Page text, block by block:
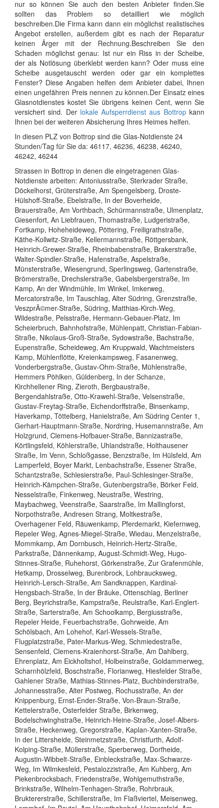
nur so können Sie auch den besten Anbieter finden.Sie
sollten das Problem so detailliert wie möglich
beschreiben.Die Firma kann dann ein möglichst realistisches
Angebot erstellen, außerdem gibt es nach der Reparatur
keinen Ärger mit der Rechnung.Beschreiben Sie den
Schaden möglichst genau: Ist nur ein Riss in der Scheibe,
der als Notlösung überklebt werden kann? Oder muss eine
Scheibe ausgetauscht werden oder gar ein komplettes
Fenster? Diese Angaben helfen dem Anbieter dabei, Ihnen
einen ungefähren Preis nennen zu können.Der Einsatz eines
Glasnotdienstes kostet Sie übrigens keinen Cent, wenn Sie
versichert sind. Der lokale Aufsperrdienst aus Bottropkann
Ihnen bei der weiteren Absicherung Ihres Heimes helfen.
In diesen PLZ von Bottrop sind die Glas-Notdienste 24
Stunden/Tag für Sie da: 46117, 46236, 46238, 46240,
46242, 46244
Strassen in Bottrop in denen die eingetragenen Glas-
Notdienste arbeiten: Antoniusstraße, Sterkrader Straße,
Döckelhorst, Grüterstraße, Am Spengelsberg, Droste-
Hülshoff-Straße, Ebelstraße, In der Boverheide,
Brauerstraße, Am Vorthbach, Schürmannstraße, Ulmenplatz,
Giesenfort, An Liebfrauen, Thomastraße, Ludgeristraße,
Fortkamp, Hoheheideweg, Pöttering, Freiligrathstraße,
Käthe-Kollwitz-Straße, Kellermannstraße, Röttgersbank,
Heinrich-Grewer-Straße, Rheinbabenstraße, Brakerstraße,
Walter-Spindler-Straße, Hafenstraße, Aspelstraße,
Münsterstraße, Wiesengrund, Sperlingsweg, Gartenstraße,
Brömerstraße, Drechslerstraße, Gabelsbergerstraße, Im
Kamp, An der Windmühle, Im Winkel, Imkerweg,
Mercatorstraße, Im Tauschlag, Alter Südring, Grenzstraße,
VeszprÃ©mer-Straße, Südring, Matthias-Kirch-Weg,
Wildestraße, Pelsstraße, Hermann-Gebauer-Platz, Im
Scheierbruch, Bahnhofstraße, Mühlenpatt, Christian-Fabian-
Straße, Nikolaus-Groß-Straße, Sydowstraße, Bachstraße,
Eupenstraße, Scheideweg, Am Kruppwald, Wachtmeisters
Kamp, Mühlenflötte, Kreienkampsweg, Fasanenweg,
Vonderbergstraße, Gustav-Ohm-Straße, Mühlenstraße,
Hemmers Pöhlken, Güldenberg, In der Schanze,
Kirchhellener Ring, Zieroth, Bergbaustraße,
Bergendahlstraße, Otto-Krawehl-Straße, Velsenstraße,
Gustav-Freytag-Straße, Eichendorffstraße, Binsenkamp,
Haverkamp, Töttelberg, Hanielstraße, Am Südring Center 1,
Gerhart-Hauptmann-Straße, Nordring, Husemannstraße, Am
Holzgrund, Clemens-Hofbauer-Straße, Bannizastraße,
Körtlingsfeld, Köhlerstraße, Uhlandstraße, Holthausener
Straße, Im Venn, Schloßgasse, Benzstraße, Im Hülsfeld, Am
Lamperfeld, Boyer Markt, Lenbachstraße, Essener Straße,
Schantzstraße, Schlesierstraße, Paul-Schlesinger-Straße,
Heinrich-Kämpchen-Straße, Gutenbergstraße, Börker Feld,
Nesselstraße, Finkenweg, Neustraße, Westring,
Maybachweg, Veenstraße, Saarstraße, Im Mallingforst,
Norpothstraße, Andresen Strang, Moltkestraße,
Overhagener Feld, Räuwenkamp, Pferdemarkt, Kiefernweg,
Repeler Weg, Agnes-Miegel-Straße, Wiedau, Menzelstraße,
Mommkamp, Am Dornbusch, Heinrich-Hertz-Straße,
Parkstraße, Dännenkamp, August-Schmidt-Weg, Hugo-
Stinnes-Straße, Ruhehorst, Görkenstraße, Zur Grafenmühle,
Hetkamp, Drosselweg, Burenbrock, Lohbraucksweg,
Heinrich-Lersch-Straße, Am Sandknappen, Kardinal-
Hengsbach-Straße, In der Bräuke, Ottenschlag, Berliner
Berg, Beyrichstraße, Kampstraße, Reulstraße, Karl-Englert-
Straße, Sarterstraße, Am Schoolkamp, Bergiusstraße,
Repeler Heide, Feuerbachstraße, Gohrweide, Am
Schölsbach, Am Lohehof, Karl-Wessels-Straße,
Flugplatzstraße, Pater-Markus-Weg, Schmiedestraße,
Sensenfeld, Clemens-Kraienhorst-Straße, Am Dahlberg,
Ehrenplatz, Am Eickholtshof, Holbeinstraße, Goldammerweg,
Scharnhölzfeld, Boschstraße, Florianweg, Hiesfelder Straße,
Gahlener Straße, Mathias-Stinnes-Platz, Buchbinderstraße,
Johannesstraße, Alter Postweg, Rochusstraße, An der
Knippenburg, Ernst-Ender-Straße, Von-Braun-Straße,
Kettelerstraße, Osterfelder Straße, Birkenweg,
Bodelschwinghstraße, Heinrich-Heine-Straße, Josef-Albers-
Straße, Heckenweg, Gregorstraße, Kaplan-Xanten-Straße,
In der Littersheide, Steinmetzstraße, Christfurth, Adolf-
Kolping-Straße, Müllerstraße, Sperberweg, Dorfheide,
Augustin-Wibbelt-Straße, Einbleckstraße, Max-Schwarze-
Weg, Im Wilmkesfeld, Pestalozzistraße, Am Kuhberg, Am
Piekenbrocksbach, Friedenstraße, Wohlgemuthstraße,
Brinkstraße, Wilhelm-Tenhagen-Straße, Rohrbrauk,
Bruktererstraße, Schillerstraße, Im Flaßviertel, Meisenweg,